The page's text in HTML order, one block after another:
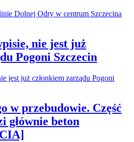
nie jest już
Pogoni Szczecin
w przebudowie. Część
głównie beton